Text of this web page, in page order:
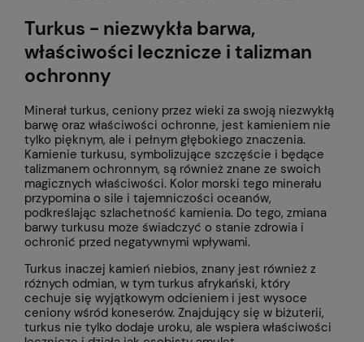
Turkus - niezwykła barwa,
właściwości lecznicze i talizman
ochronny
Minerał turkus, ceniony przez wieki za swoją niezwykłą
barwę oraz właściwości ochronne, jest kamieniem nie
tylko pięknym, ale i pełnym głębokiego znaczenia.
Kamienie turkusu, symbolizujące szczęście i będące
talizmanem ochronnym, są również znane ze swoich
magicznych właściwości. Kolor morski tego minerału
przypomina o sile i tajemniczości oceanów,
podkreślając szlachetność kamienia. Do tego, zmiana
barwy turkusu może świadczyć o stanie zdrowia i
ochronić przed negatywnymi wpływami.
Turkus inaczej kamień niebios, znany jest również z
różnych odmian, w tym turkus afrykański, który
cechuje się wyjątkowym odcieniem i jest wysoce
ceniony wśród koneserów. Znajdujący się w biżuterii,
turkus nie tylko dodaje uroku, ale wspiera właściwości